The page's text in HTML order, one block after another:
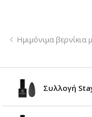
Ημιμόνιμα βερνίκια
Συλλογή